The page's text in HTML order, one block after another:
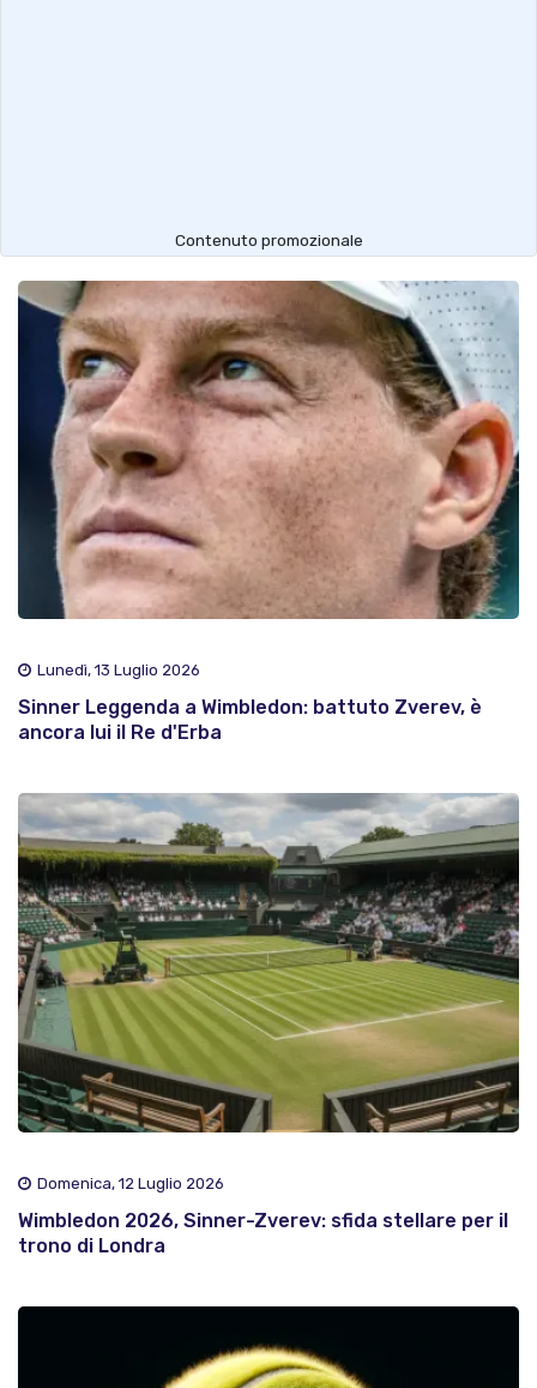
Contenuto promozionale
Lunedì, 13 Luglio 2026
Sinner Leggenda a Wimbledon: battuto Zverev, è
ancora lui il Re d'Erba
Domenica, 12 Luglio 2026
Wimbledon 2026, Sinner-Zverev: sfida stellare per il
trono di Londra